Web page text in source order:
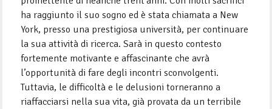
ha raggiunto il suo sogno ed è stata chiamata a New
York, presso una prestigiosa università, per continuare
la sua attività di ricerca. Sarà in questo contesto
fortemente motivante e affascinante che avrà
l’opportunità di fare degli incontri sconvolgenti.
Tuttavia, le difficoltà e le delusioni torneranno a
riaffacciarsi nella sua vita, già provata da un terribile